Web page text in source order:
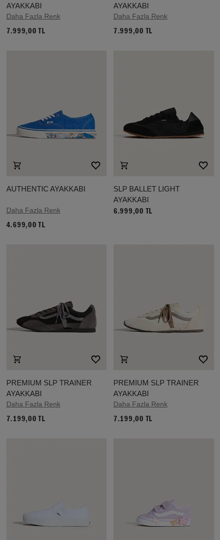
AYAKKABI
Daha Fazla Renk
7.999,00 TL
AYAKKABI
Daha Fazla Renk
7.999,00 TL
AUTHENTIC AYAKKABI
Daha Fazla Renk
4.699,00 TL
SLP BALLET LIGHT
AYAKKABI
6.999,00 TL
PREMIUM SLP TRAINER
AYAKKABI
Daha Fazla Renk
7.199,00 TL
PREMIUM SLP TRAINER
AYAKKABI
Daha Fazla Renk
7.199,00 TL